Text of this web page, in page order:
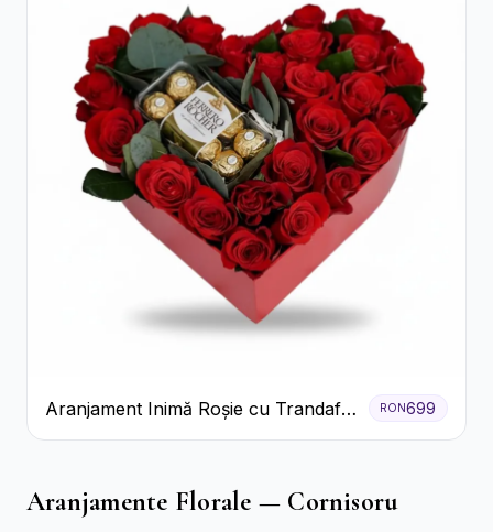
Aranjament Inimă Roșie cu Trandafiri
și Ferrero Rocher Premium
RON699
Aranjamente Florale — Cornisoru